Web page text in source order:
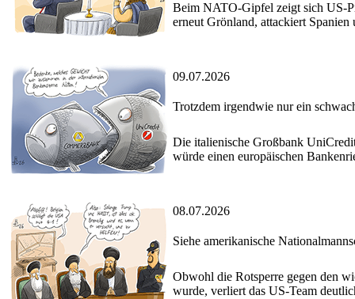
Beim NATO-Gipfel zeigt sich US-
erneut Grönland, attackiert
09.07.2026
Trotzdem irgendwie nur ein
Die italienische Großbank
würde einen europäischen
08.07.2026
Siehe amerikanische
Obwohl die Rotsperre gegen den
wurde, verliert das US-Team